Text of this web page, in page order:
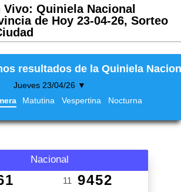
Vivo: Quiniela Nacional
de Hoy 23-04-26, Sorteo
resultados de la Quiniela
Jueves 23/04/26 ▼
Matutina Vespertina Nocturna
Nacional
11 9452